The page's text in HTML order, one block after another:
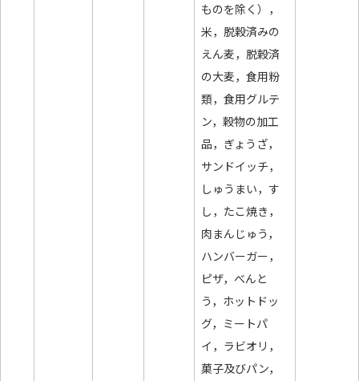
ものを除く），
米，脱穀済みの
えん麦，脱穀済
の大麦，食用粉
類，食用グルテ
ン，穀物の加工
品，ぎょうざ，
サンドイッチ，
しゅうまい，す
し，たこ焼き，
肉まんじゅう，
ハンバーガー，
ピザ，べんと
う，ホットドッ
グ，ミートパ
イ，ラビオリ，
菓子及びパン，